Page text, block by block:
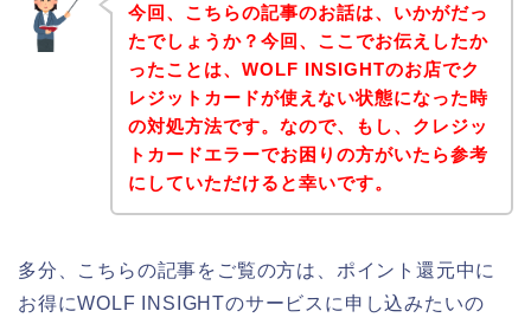
今回、こちらの記事のお話は、いかがだっ
たでしょうか？今回、ここでお伝えしたか
ったことは、WOLF INSIGHTのお店でク
レジットカードが使えない状態になった時
の対処方法です。なので、もし、クレジッ
トカードエラーでお困りの方がいたら参考
にしていただけると幸いです。
多分、こちらの記事をご覧の方は、ポイント還元中に
お得にWOLF INSIGHTのサービスに申し込みたいの